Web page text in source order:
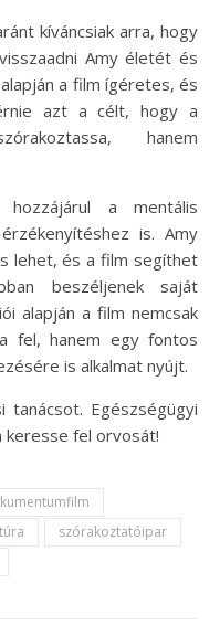
kíváncsiak arra, hogy
Amy életét és
a film ígéretes, és
azt a célt, hogy a
hanem
a mentális
is. Amy
lehet, és a film segíthet
beszéljenek saját
alapján a film nemcsak
fel, hanem egy fontos
is alkalmat nyújt.
Egészségügyi
keresse fel orvosát!
szórakoztatóipar